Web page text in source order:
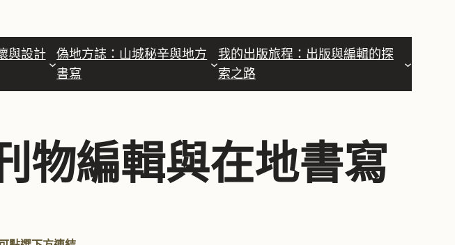
與設計
偽地方誌：山城秘辛與地方
書寫
我的出版旅程：出版與編輯的探
索之路
物編輯與在地書寫